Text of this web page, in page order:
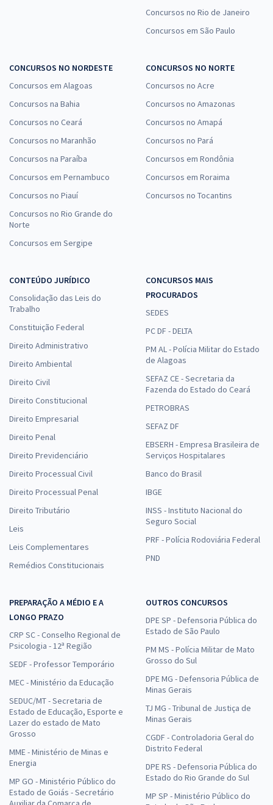
Concursos no Rio de Janeiro
Concursos em São Paulo
CONCURSOS NO NORDESTE
Concursos em Alagoas
Concursos na Bahia
Concursos no Ceará
Concursos no Maranhão
Concursos na Paraíba
Concursos em Pernambuco
Concursos no Piauí
Concursos no Rio Grande do
Norte
Concursos em Sergipe
CONCURSOS NO NORTE
Concursos no Acre
Concursos no Amazonas
Concursos no Amapá
Concursos no Pará
Concursos em Rondônia
Concursos em Roraima
Concursos no Tocantins
CONTEÚDO JURÍDICO
Consolidação das Leis do
Trabalho
Constituição Federal
Direito Administrativo
Direito Ambiental
Direito Civil
Direito Constitucional
Direito Empresarial
Direito Penal
Direito Previdenciário
Direito Processual Civil
Direito Processual Penal
Direito Tributário
Leis
Leis Complementares
Remédios Constitucionais
CONCURSOS MAIS
PROCURADOS
SEDES
PC DF - DELTA
PM AL - Polícia Militar do Estado
de Alagoas
SEFAZ CE - Secretaria da
Fazenda do Estado do Ceará
PETROBRAS
SEFAZ DF
EBSERH - Empresa Brasileira de
Serviços Hospitalares
Banco do Brasil
IBGE
INSS - Instituto Nacional do
Seguro Social
PRF - Polícia Rodoviária Federal
PND
PREPARAÇÃO A MÉDIO E A
LONGO PRAZO
CRP SC - Conselho Regional de
Psicologia - 12ª Região
SEDF - Professor Temporário
MEC - Ministério da Educação
SEDUC/MT - Secretaria de
Estado de Educação, Esporte e
Lazer do estado de Mato
Grosso
MME - Ministério de Minas e
Energia
MP GO - Ministério Público do
Estado de Goiás - Secretário
OUTROS CONCURSOS
DPE SP - Defensoria Pública do
Estado de São Paulo
PM MS - Polícia Militar de Mato
Grosso do Sul
DPE MG - Defensoria Pública de
Minas Gerais
TJ MG - Tribunal de Justiça de
Minas Gerais
CGDF - Controladoria Geral do
Distrito Federal
DPE RS - Defensoria Pública do
Estado do Rio Grande do Sul
MP SP - Ministério Público do